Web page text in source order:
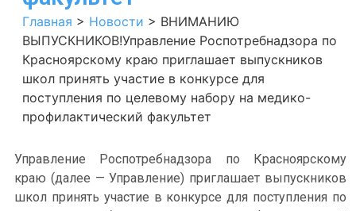
Главная > Новости > ВНИМАНИЮ
ВЫПУСКНИКОВ!Управление Роспотребнадзора по
Красноярскому краю приглашает выпускников
школ принять участие в конкурсе для
поступления по целевому набору на медико-
профилактический факультет
Управление Роспотребнадзора по Красноярскому
краю (далее — Управление) приглашает выпускников
школ принять участие в конкурсе для поступления по